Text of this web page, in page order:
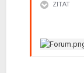
ZITAT